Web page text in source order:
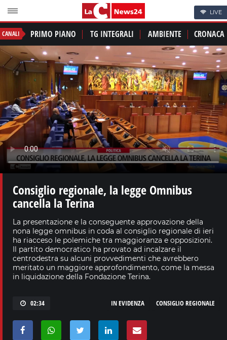
LIVE
CANALI PRIMO PIANO TG INTEGRALI AMBIENTE CRONACA
Consiglio regionale, la legge Omnibus
cancella la Terina
La presentazione e la conseguente approvazione della
nona legge omnibus in coda al consiglio regionale di ieri
ha riacceso le polemiche tra maggioranza e opposizioni.
Il partito democratico ha provato ad incalzare il
centrodestra su alcuni provvedimenti che avrebbero
meritato un maggiore approfondimento, come la messa
in liquidazione della Fondazione Terina.
02:34 CONSIGLIO REGIONALE
IN EVIDENZA